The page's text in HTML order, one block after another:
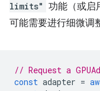
limits" 功能（或启
可能需要进行细微调
// Request a
const adapter =